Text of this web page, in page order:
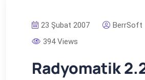
23 Şubat 2007
BerrSoft
394 Views
Radyomatik